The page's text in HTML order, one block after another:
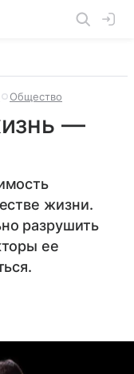
Общество
—
жизни.
разрушить
ее